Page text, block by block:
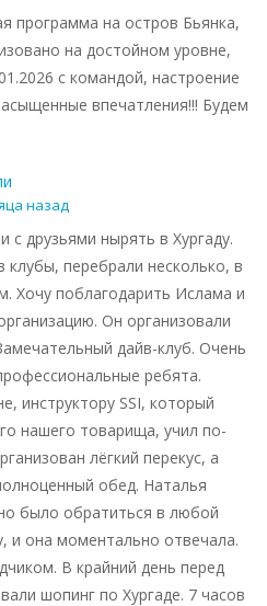
программа на остров Бьянка,
на достойном уровне,
с командой, настроение
впечатления!!! Будем
назад
с друзьями нырять в Хургаду.
клубы, перебрали несколько, в
Хочу поблагодарить Ислама и
Он организовали
дайв-клуб. Очень
ребята.
инструктору SSI, который
нашего товарища, учил по-
лёгкий перекус, а
обед. Наталья
было обратиться в любой
и она моментально отвечала.
В крайний день перед
шопинг по Хургаде. 7 часов